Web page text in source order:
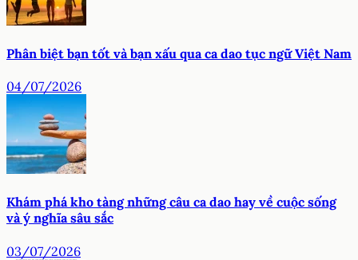
Phân biệt bạn tốt và bạn xấu qua ca dao tục ngữ Việt Nam
04/07/2026
Khám phá kho tàng những câu ca dao hay về cuộc sống
và ý nghĩa sâu sắc
03/07/2026